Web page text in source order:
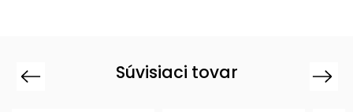
Súvisiaci tovar
Previous Next